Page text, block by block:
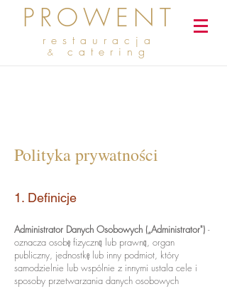
PROWENT
restauracja
& catering
Polityka prywatności
1. Definicje
Administrator Danych Osobowych („Administrator") -
oznacza osobę fizyczną lub prawną, organ
publiczny, jednostkę lub inny podmiot, który
samodzielnie lub wspólnie z innymi ustala cele i
sposoby przetwarzania danych osobowych